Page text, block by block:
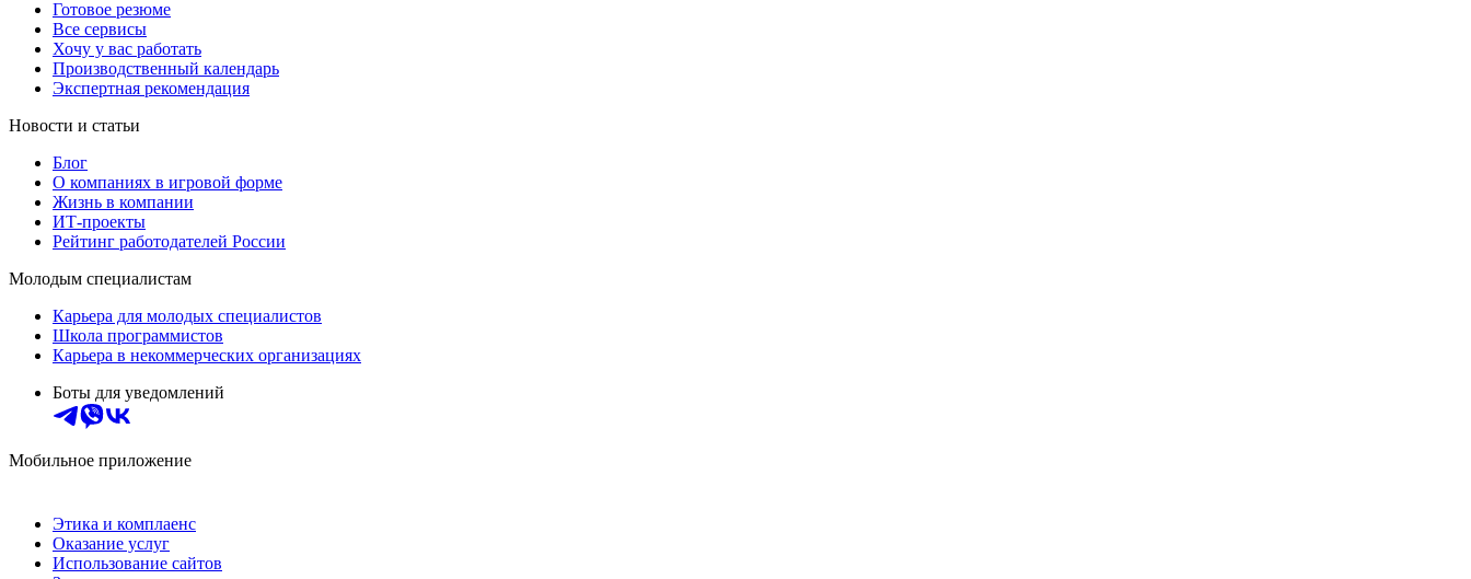
Готовое резюме
Все сервисы
Хочу у вас работать
Производственный календарь
Экспертная рекомендация
Новости и статьи
Блог
О компаниях в игровой форме
Жизнь в компании
ИТ-проекты
Рейтинг работодателей России
Молодым специалистам
Карьера для молодых специалистов
Школа программистов
Карьера в некоммерческих организациях
Боты для уведомлений
Мобильное приложение
Этика и комплаенс
Оказание услуг
Использование сайтов